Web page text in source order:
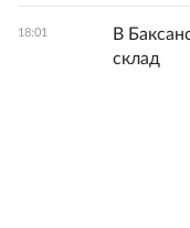
18:01
В
склад